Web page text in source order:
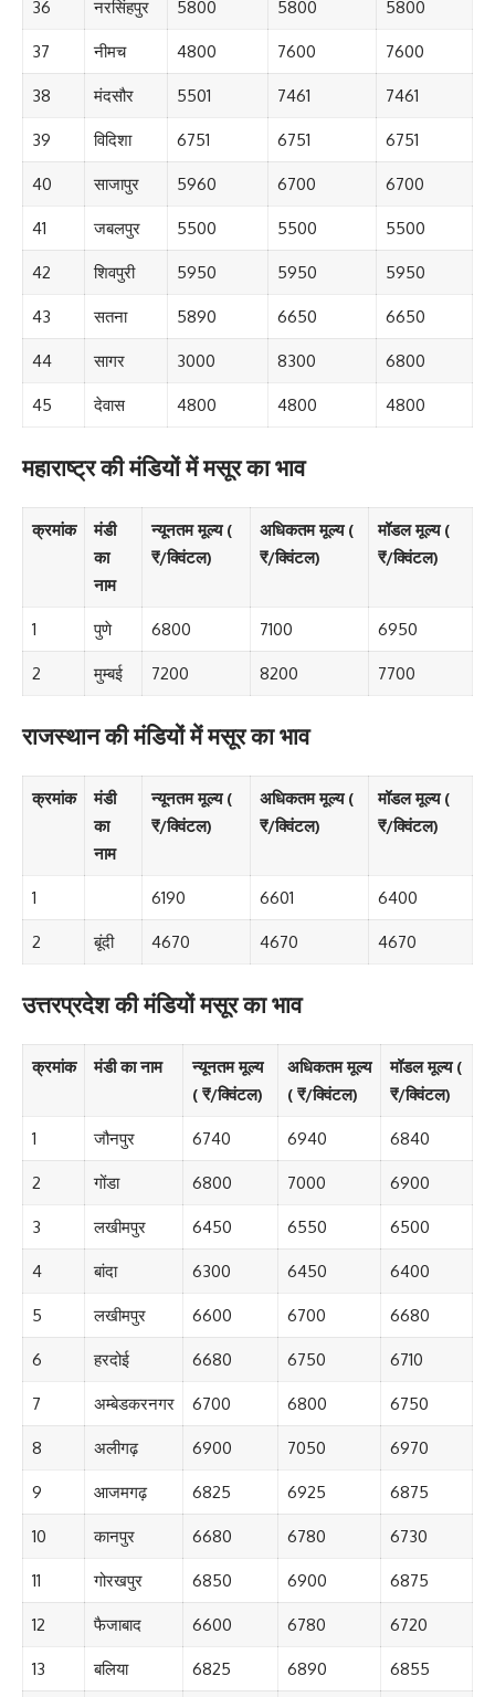
36 नरसिंहपुर 5800 5800 5800
37 नीमच 4800 7600 7600
38 मंदसौर 5501 7461 7461
39 विदिशा 6751 6751 6751
40 साजापुर 5960 6700 6700
41 जबलपुर 5500 5500 5500
42 शिवपुरी 5950 5950 5950
43 सतना 5890 6650 6650
44 सागर 3000 8300 6800
45 देवास 4800 4800 4800
महाराष्ट्र की मंडियों में मसूर का भाव
क्रमांक
मंडी
का
नाम
न्यूनतम मूल्य (
₹/क्विंटल)
अधिकतम मूल्य (
₹/क्विंटल)
मॉडल मूल्य (
₹/क्विंटल)
1 पुणे 6800 7100 6950
2 मुम्बई 7200 8200 7700
राजस्थान की मंडियों में मसूर का भाव
क्रमांक
मंडी
का
नाम
न्यूनतम मूल्य (
₹/क्विंटल)
अधिकतम मूल्य (
₹/क्विंटल)
मॉडल मूल्य (
₹/क्विंटल)
1 6190 6601 6400
2 बूंदी 4670 4670 4670
उत्तरप्रदेश की मंडियों मसूर का भाव
क्रमांक मंडी का नाम
न्यूनतम मूल्य
( ₹/क्विंटल)
अधिकतम मूल्य
( ₹/क्विंटल)
मॉडल मूल्य (
₹/क्विंटल)
1 जौनपुर 6740 6940 6840
2 गोंडा 6800 7000 6900
3 लखीमपुर 6450 6550 6500
4 बांदा 6300 6450 6400
5 लखीमपुर 6600 6700 6680
6 हरदोई 6680 6750 6710
7 अम्बेडकरनगर 6700 6800 6750
8 अलीगढ़ 6900 7050 6970
9 आजमगढ़ 6825 6925 6875
10 कानपुर 6680 6780 6730
11 गोरखपुर 6850 6900 6875
12 फैजाबाद 6600 6780 6720
13 बलिया 6825 6890 6855